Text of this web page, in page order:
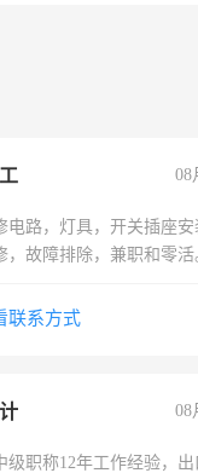
08
电路，灯具，开关插座安
，故障排除，兼职和零活
联系方式
08
级职称12年工作经验，出